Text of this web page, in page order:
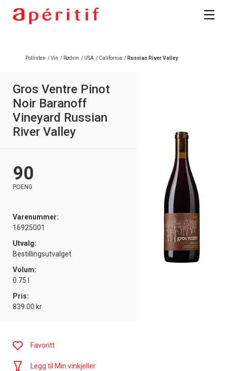
Pollisten /Vin / Rødvin / USA / California / Russian River Valley
Gros Ventre Pinot
Noir Baranoff
Vineyard Russian
River Valley
90
POENG
Varenummer:
16925001
Utvalg:
Bestillingsutvalget
Volum:
0.75 l
Pris:
839.00 kr
Favoritt
Legg til Min vinkjeller